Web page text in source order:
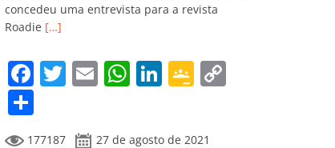
concedeu uma entrevista para a revista
Roadie […]
F T
itt
E W Li G
o
177187 27 de agosto de 2021